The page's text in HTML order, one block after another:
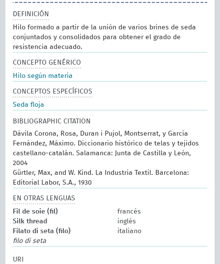
DEFINICIÓN
Hilo formado a partir de la unión de varios brines de seda
conjuntados y consolidados para obtener el grado de
resistencia adecuado.
CONCEPTO GENÉRICO
Hilo según materia
CONCEPTOS ESPECÍFICOS
Seda floja
BIBLIOGRAPHIC CITATION
Dávila Corona, Rosa, Duran i Pujol, Montserrat, y García
Fernández, Máximo. Diccionario histórico de telas y tejidos
castellano-catalán. Salamanca: Junta de Castilla y León,
2004
Gürtler, Max, and W. Kind. La Industria Textil. Barcelona:
Editorial Labor, S.A., 1930
EN OTRAS LENGUAS
Fil de soie (fil)
francés
Silk thread
inglés
Filato di seta (filo)
italiano
filo di seta
URI